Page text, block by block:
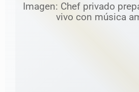
Imagen: Chef privado
vivo con música